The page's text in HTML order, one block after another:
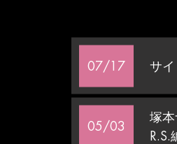
07/17 サ
05/03
塚
R.S.